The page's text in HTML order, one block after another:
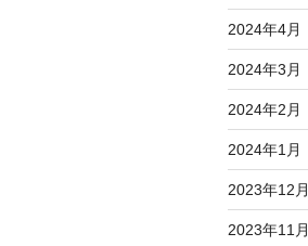
2024年4月
2024年3月
2024年2月
2024年1月
2023年12月
2023年11月